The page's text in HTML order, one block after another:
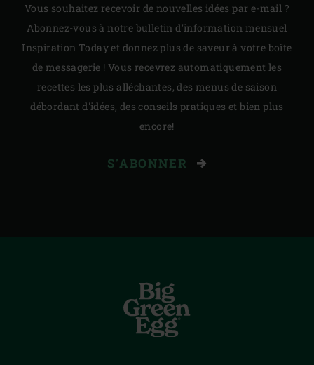
Vous souhaitez recevoir de nouvelles idées par e-mail ?
Abonnez-vous à notre bulletin d'information mensuel
Inspiration Today et donnez plus de saveur à votre boîte
de messagerie ! Vous recevrez automatiquement les
recettes les plus alléchantes, des menus de saison
débordant d'idées, des conseils pratiques et bien plus
encore!
S'ABONNER